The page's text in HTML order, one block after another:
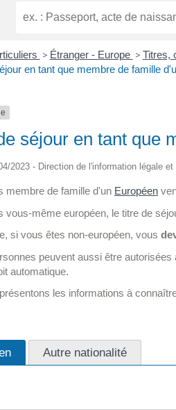
> Étranger - Europe > Titres,
en tant que membre de famille
séjour en tant que
2023 - Direction de l'information légale
membre de famille d'un Européen
vous-même européen, le titre de
si vous êtes non-européen, vous
peuvent aussi être
automatique.
les informations à
Autre nationalité